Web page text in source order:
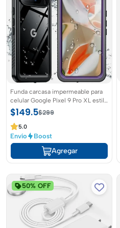
Funda carcasa impermeable para
celular Google Pixel 9 Pro XL estilo
militar a prueba de caídas
$149.5$299
5.0
Envío Boost
Agregar
50% OFF